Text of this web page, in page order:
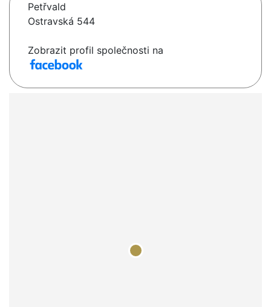
Petřvald
Ostravská 544
Zobrazit profil společnosti na